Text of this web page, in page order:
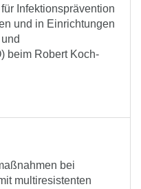
Infektionsprävention
und in Einrichtungen
beim Robert Koch-
bei
multiresistenten